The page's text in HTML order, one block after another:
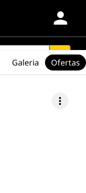
person
search
more_vert
Galeria Ofertas